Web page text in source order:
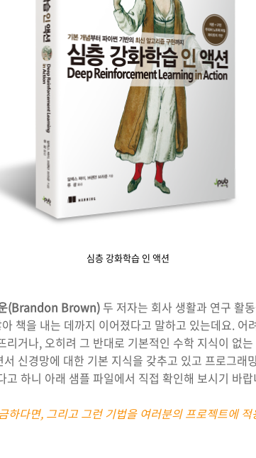
심층 강화학습 인 액션
(Brandon Brown) 두 저자는 회사 생활과 연구 활
책을 내는 데까지 이어졌다고 말하고 있는데요. 어
리거나, 오히려 그 반대로 기본적인 수학 지식이 없
신경망에 대한 기본 지식을 갖추고 있고 프로그래
고 하니 아래 샘플 파일에서 직접 확인해 보시기 바
다면, 그리고 그런 기법을 여러분의 프로젝트에